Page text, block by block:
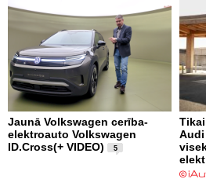
Jaunā Volkswagen cerība-
elektroauto Volkswagen
ID.Cross(+ VIDEO)
5